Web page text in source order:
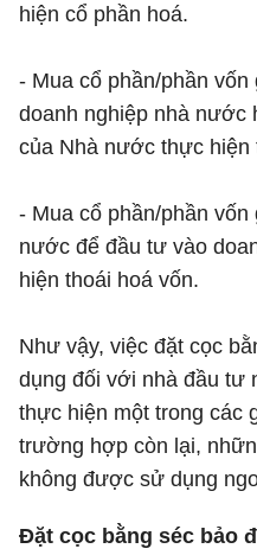
hiện cổ phần hoá.
- Mua cổ phần/phần
doanh nghiệp nhà nước
của Nhà nước thực hiện
- Mua cổ phần/phần
nước để đầu tư vào
hiện thoái hoá vốn.
Như vậy, việc đặt cọc
dụng đối với nhà đầu tư
thực hiện một trong các
trường hợp còn lại,
không được sử dụng
Đặt cọc bằng séc bảo